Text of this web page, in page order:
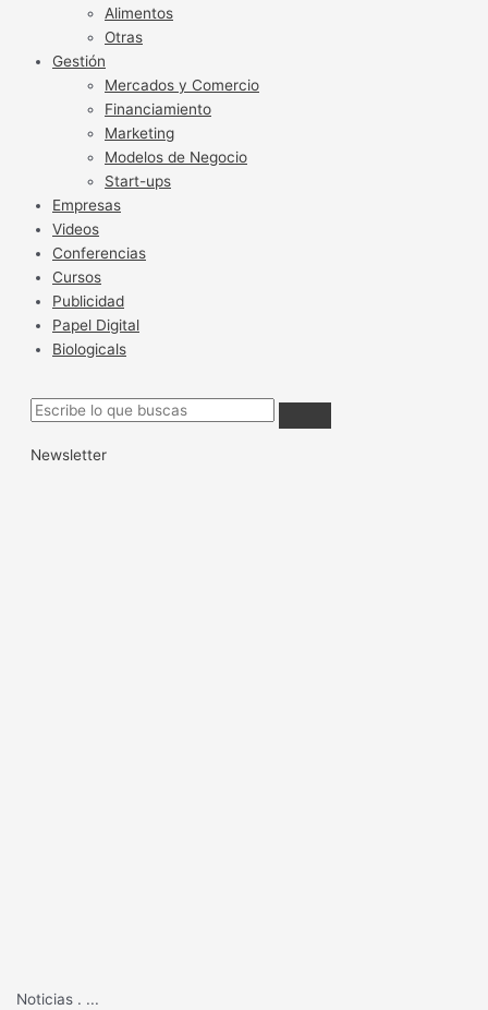
Alimentos
Otras
Gestión
Mercados y Comercio
Financiamiento
Marketing
Modelos de Negocio
Start-ups
Empresas
Videos
Conferencias
Cursos
Publicidad
Papel Digital
Biologicals
Newsletter
Noticias . ...